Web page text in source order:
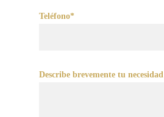
Teléfono*
Describe brevemente tu necesidad